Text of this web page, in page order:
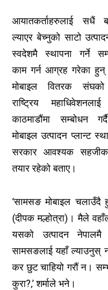
आयातकर्ताहरुलाई सधैं
ल्याएर बेच्नुको साटो
स्वदेशमै स्थापना गर्ने
काम गर्न आग्रह गरेका
मोबाइल वितरक संघको
राष्ट्रिय
काठमाडौंमा सम्बोधन
मोबाइल उत्पादन प्लान्ट
सरकार आवश्यक
तयार रहेको बताए।
‘सामसङ मोबाइल चलाउँदै
(दीपक मल्होत्रा)। मैले
यसको उत्पादन नेपालमै
सामसङलाई यहाँ
कर छुट चाहियो गरौं न।
कुरा?,’ शर्माले भने।